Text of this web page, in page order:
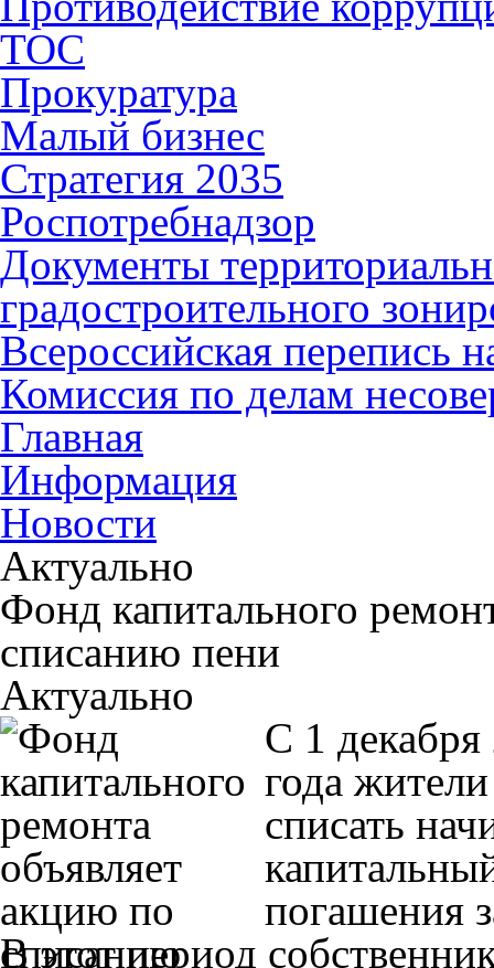
ТОС
Прокуратура
Малый бизнес
Стратегия 2035
Роспотребнадзор
Документы
градостроительного
Всероссийская перепись
Комиссия по делам
Главная
Информация
Новости
Актуально
Фонд капитального
списанию пени
Актуально
С 1 декабря
года
списать
погашения
В этот период